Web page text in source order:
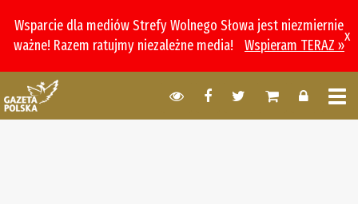
Wsparcie dla mediów Strefy Wolnego Słowa jest niezmiernie
ważne! Razem ratujmy niezależne media!
Wspieram TERAZ »
x